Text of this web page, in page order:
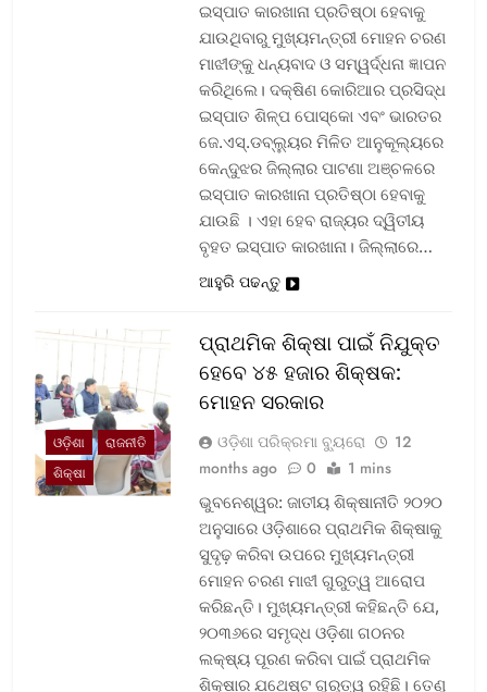
ଇସ୍ପାତ କାରଖାନା ପ୍ରତିଷ୍ଠା ହେବାକୁ
ଯାଉଥିବାରୁ ମୁଖ୍ୟମନ୍ତ୍ରୀ ମୋହନ ଚରଣ
ମାଝୀଙ୍କୁ ଧନ୍ୟବାଦ ଓ ସମ୍ୱର୍ଦ୍ଧନା ଜ୍ଞାପନ
କରିଥିଲେ। ଦକ୍ଷିଣ କୋରିଆର ପ୍ରସିଦ୍ଧ
ଇସ୍ପାତ ଶିଳ୍ପ ପୋସ୍କୋ ଏବଂ ଭାରତର
ଜେ.ଏସ୍.ଡବ୍ଲ୍ୟୁର ମିଳିତ ଆନୁକୂଲ୍ୟରେ
କେନ୍ଦୁଝର ଜିଲ୍ଲାର ପାଟଣା ଅଞ୍ଚଳରେ
ଇସ୍ପାତ କାରଖାନା ପ୍ରତିଷ୍ଠା ହେବାକୁ
ଯାଉଛି । ଏହା ହେବ ରାଜ୍ୟର ଦ୍ୱିତୀୟ
ବୃହତ ଇସ୍ପାତ କାରଖାନା। ଜିଲ୍ଲାରେ…
ଆହୁରି ପଢନ୍ତୁ
ଓଡ଼ିଶା
ରାଜନୀତି
ଶିକ୍ଷା
ପ୍ରାଥମିକ ଶିକ୍ଷା ପାଇଁ ନିଯୁକ୍ତ
ହେବେ ୪୫ ହଜାର ଶିକ୍ଷକ:
ମୋହନ ସରକାର
ଓଡ଼ିଶା ପରିକ୍ରମା ବ୍ୟୁରୋ
12
months ago
0 1 mins
ଭୁବନେଶ୍ୱର: ଜାତୀୟ ଶିକ୍ଷାନୀତି ୨୦୨୦
ଅନୁସାରେ ଓଡ଼ିଶାରେ ପ୍ରାଥମିକ ଶିକ୍ଷାକୁ
ସୁଦୃଢ଼ କରିବା ଉପରେ ମୁଖ୍ୟମନ୍ତ୍ରୀ
ମୋହନ ଚରଣ ମାଝୀ ଗୁରୁତ୍ୱ ଆରୋପ
କରିଛନ୍ତି। ମୁଖ୍ୟମନ୍ତ୍ରୀ କହିଛନ୍ତି ଯେ,
୨୦୩୬ରେ ସମୃଦ୍ଧ ଓଡ଼ିଶା ଗଠନର
ଲକ୍ଷ୍ୟ ପୂରଣ କରିବା ପାଇଁ ପ୍ରାଥମିକ
ଶିକ୍ଷାର ଯଥେଷ୍ଟ ଗୁରୁତ୍ୱ ରହିଛି। ତେଣୁ